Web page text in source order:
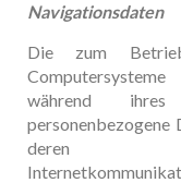
Navigationsdaten
Die zum
während
personenbezogene
deren